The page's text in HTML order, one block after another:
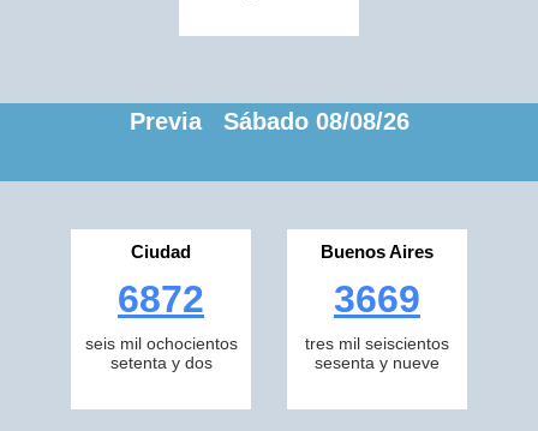
Previa Sábado 08/08/26
Ciudad
6872
seis mil ochocientos
setenta y dos
Buenos Aires
3669
tres mil seiscientos
sesenta y nueve